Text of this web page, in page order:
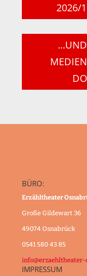
2026/
BÜRO:
Erzähltheater
Große Gildewart 36
49074 Osnabrück
0541 580 43 85
info@erzaehltheater-
IMPRESSUM